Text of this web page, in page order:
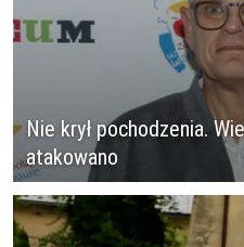
Nie krył pochodzenia.
atakowano